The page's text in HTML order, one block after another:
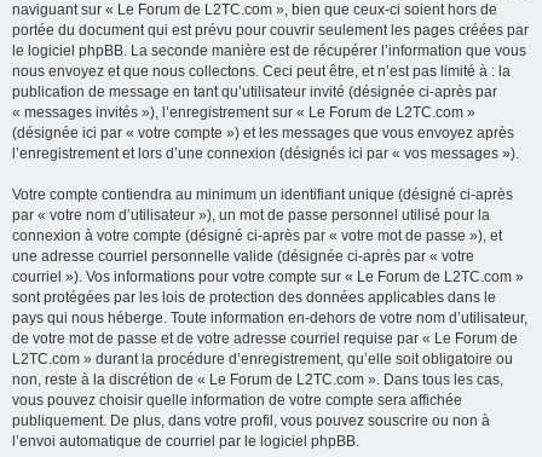
naviguant sur « Le Forum de L2TC.com », bien que ceux-ci soient hors de
portée du document qui est prévu pour couvrir seulement les pages créées par
le logiciel phpBB. La seconde manière est de récupérer l’information que vous
nous envoyez et que nous collectons. Ceci peut être, et n’est pas limité à : la
publication de message en tant qu’utilisateur invité (désignée ci-après par
« messages invités »), l’enregistrement sur « Le Forum de L2TC.com »
(désignée ici par « votre compte ») et les messages que vous envoyez après
l’enregistrement et lors d’une connexion (désignés ici par « vos messages »).
Votre compte contiendra au minimum un identifiant unique (désigné ci-après
par « votre nom d’utilisateur »), un mot de passe personnel utilisé pour la
connexion à votre compte (désigné ci-après par « votre mot de passe »), et
une adresse courriel personnelle valide (désignée ci-après par « votre
courriel »). Vos informations pour votre compte sur « Le Forum de L2TC.com »
sont protégées par les lois de protection des données applicables dans le
pays qui nous héberge. Toute information en-dehors de votre nom d’utilisateur,
de votre mot de passe et de votre adresse courriel requise par « Le Forum de
L2TC.com » durant la procédure d’enregistrement, qu’elle soit obligatoire ou
non, reste à la discrétion de « Le Forum de L2TC.com ». Dans tous les cas,
vous pouvez choisir quelle information de votre compte sera affichée
publiquement. De plus, dans votre profil, vous pouvez souscrire ou non à
l’envoi automatique de courriel par le logiciel phpBB.